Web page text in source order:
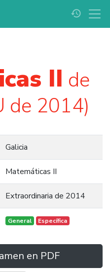
history
II de
de 2014)
Galicia
Matemáticas II
Extraordinaria de 2014
General Específica
en PDF